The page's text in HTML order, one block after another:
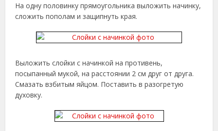
На одну половинку прямоугольника выложить начинку,
сложить пополам и защипнуть края.
Выложить слойки с начинкой на противень,
посыпанный мукой, на расстоянии 2 см друг от друга.
Смазать взбитым яйцом. Поставить в разогретую
духовку.